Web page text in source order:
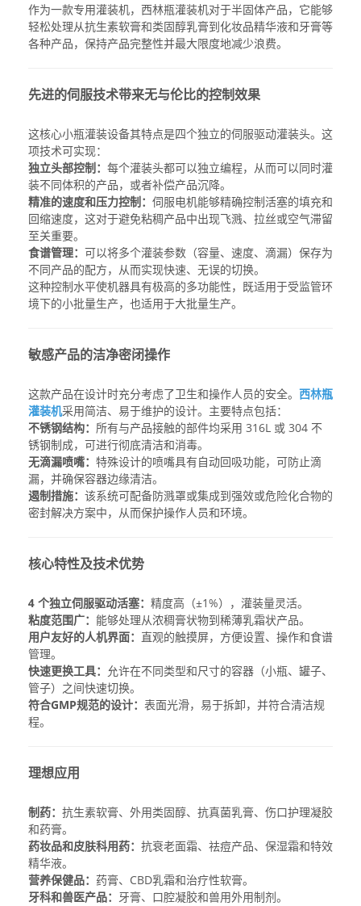
作为一款专用灌装机， 西林瓶灌装机对于半固体产品，它能够
轻松处理从抗生素软膏和类固醇乳膏到化妆品精华液和牙膏等
各种产品，保持产品完整性并最大限度地减少浪费。
先进的伺服技术带来无与伦比的控制效果
这核心小瓶灌装设备其特点是四个独立的伺服驱动灌装头。这
项技术可实现：
独立头部控制： 每个灌装头都可以独立编程，从而可以同时灌
装不同体积的产品，或者补偿产品沉降。
精准的速度和压力控制： 伺服电机能够精确控制活塞的填充和
回缩速度，这对于避免粘稠产品中出现飞溅、拉丝或空气滞留
至关重要。
食谱管理： 可以将多个灌装参数（容量、速度、滴漏）保存为
不同产品的配方，从而实现快速、无误的切换。
这种控制水平使机器具有极高的多功能性，既适用于受监管环
境下的小批量生产，也适用于大批量生产。
敏感产品的洁净密闭操作
这款产品在设计时充分考虑了卫生和操作人员的安全。 西林瓶
灌装机采用简洁、易于维护的设计。主要特点包括：
不锈钢结构： 所有与产品接触的部件均采用 316L 或 304 不
锈钢制成，可进行彻底清洁和消毒。
无滴漏喷嘴： 特殊设计的喷嘴具有自动回吸功能，可防止滴
漏，并确保容器边缘清洁。
遏制措施： 该系统可配备防溅罩或集成到强效或危险化合物的
密封解决方案中，从而保护操作人员和环境。
核心特性及技术优势
4 个独立伺服驱动活塞： 精度高（±1%），灌装量灵活。
粘度范围广： 能够处理从浓稠膏状物到稀薄乳霜状产品。
用户友好的人机界面： 直观的触摸屏，方便设置、操作和食谱
管理。
快速更换工具： 允许在不同类型和尺寸的容器（小瓶、罐子、
管子）之间快速切换。
符合GMP规范的设计： 表面光滑，易于拆卸，并符合清洁规
程。
理想应用
制药： 抗生素软膏、外用类固醇、抗真菌乳膏、伤口护理凝胶
和药膏。
药妆品和皮肤科用药： 抗衰老面霜、祛痘产品、保湿霜和特效
精华液。
营养保健品： 药膏、CBD乳霜和治疗性软膏。
牙科和兽医产品： 牙膏、口腔凝胶和兽用外用制剂。